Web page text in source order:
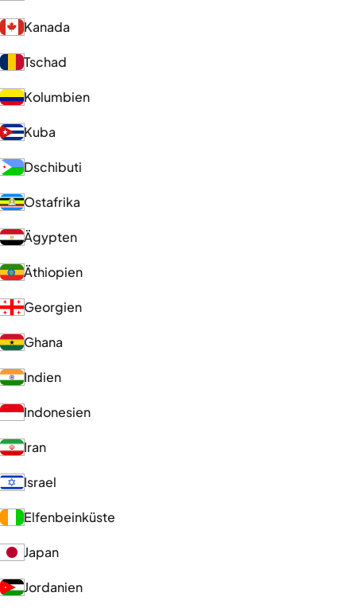
Kanada
Tschad
Kolumbien
Kuba
Dschibuti
Ostafrika
Ägypten
Äthiopien
Georgien
Ghana
Indien
Indonesien
Iran
Israel
Elfenbeinküste
Japan
Jordanien